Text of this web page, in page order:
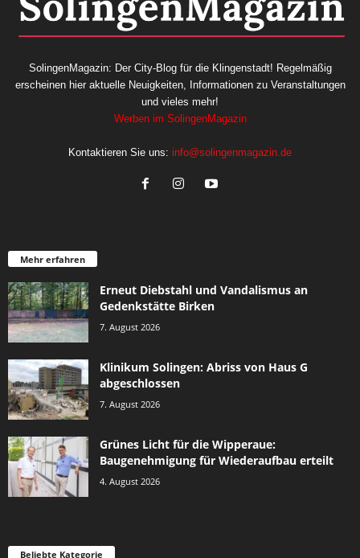
SolingenMagazin: Der City-Blog für die Klingenstadt! Regelmäßig
erscheinen hier aktuelle Neuigkeiten, Informationen zu Veranstaltungen
und vieles mehr!
Werben im SolingenMagazin
Kontaktieren Sie uns: info@solingenmagazin.de
Mehr erfahren
Erneut Diebstahl und Vandalismus an
Gedenkstätte Birken
7. August 2026
Klinikum Solingen: Abriss von Haus G
abgeschlossen
7. August 2026
Grünes Licht für die Wipperaue:
Baugenehmigung für Wiederaufbau erteilt
4. August 2026
Beliebte Kategorie